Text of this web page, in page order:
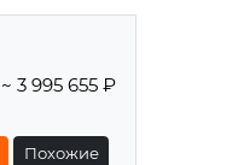
~ 3 995 655 ₽
Похожие